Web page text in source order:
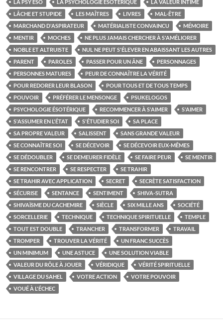
LA PSY ÉSO LA PSYCHOLOGIE ÉSOTÉRIQUE
LA VALEUR INTIME
LÂCHE ET STUPIDE
LES MAÎTRES LIVRES
MAL-ÊTRE
MARCHAND D'ASPIRATEUR
MATÉRIALISTE CONVAINCU
MÉMOIRE
MENTIR
MOCHES
NE PLUS JAMAIS CHERCHER À S'AMÉLIORER
NOBLE ET ALTRUISTE
NUL NE PEUT S'ÉLEVER EN ABAISSANT LES AUTRES
PARENT
PAROLES PASSER POUR UN ÂNE
PERSONNAGES
PERSONNES MATURES
PEUR DE CONNAÎTRE LA VÉRITÉ
POUR REDORER LEUR BLASON
POUR TOUS ET DE TOUS TEMPS
POUVOIR
PRÉFÉRER LE MENSONGE
PSUKELOGOS
PSYCHOLOGIE ÉSOTÉRIQUE
RECOMMENCER À S'AIMER
S'AIMER
S'ASSUMER EN L'ÉTAT
S'ÉTUDIER SOI
SA PLACE
SA PROPRE VALEUR
SALISSENT
SANS GRANDE VALEUR
SE CONNAÎTRE SOI
SE DÉCEVOIR
SE DÉCEVOIR EUX-MÊMES
SE DÉDOUBLER
SE DEMEURER FIDÈLE SE FAIRE PEUR
SE MENTIR
SE RENCONTRER
SE RESPECTER
SE TRAHIR
SE TRAHIR AVEC APPLICATION
SECRET
SECRÈTE SATISFACTION
SÉCURISE
SENTANCE SENTIMENT
SHIVA-SUTRA
SHIVAÏSME DU CACHEMIRE
SIÈCLE SIX MILLE ANS
SOCIÉTÉ
SORCELLERIE
TECHNIQUE TECHNIQUE SPIRITUELLE
TEMPLE
TOUT EST DOUBLE
TRANCHER TRANSFORMER
TRAVAIL
TROMPER
TROUVER LA VÉRITÉ
UN FRANC SUCCÈS
UN MINIMUM
UNE ASTUCE
UNE SOLUTION VIABLE
VALEUR DU RÔLE À JOUER
VÉRIDIQUE
VÉRITÉ SPIRITUELLE
VILLAGE DU SAHEL
VOTRE ACTION
VOTRE POUVOIR
VOUÉ À L'ÉCHEC